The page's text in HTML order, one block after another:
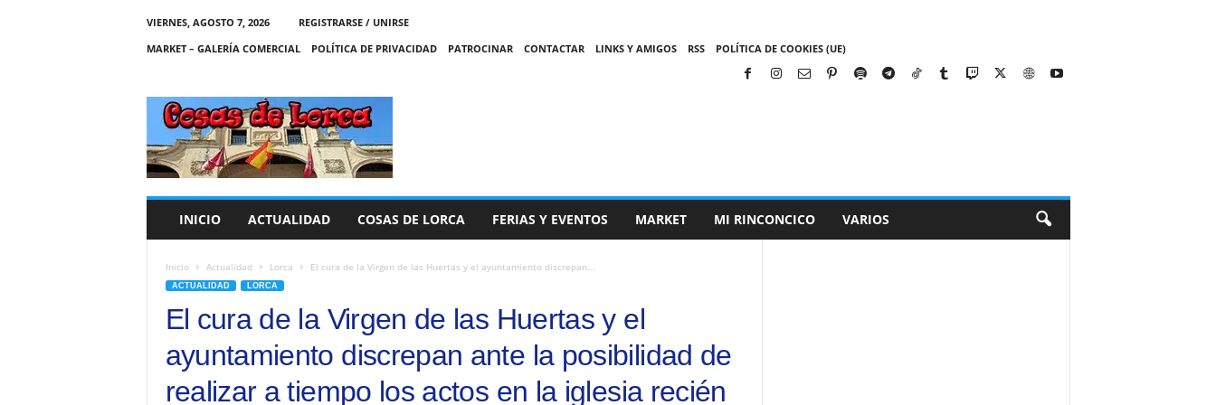
VIERNES, AGOSTO 7, 2026
REGISTRARSE / UNIRSE
MARKET – GALERÍA COMERCIAL
POLÍTICA DE PRIVACIDAD PATROCINAR CONTACTAR LINKS Y AMIGOS RSS POLÍTICA DE COOKIES (UE)
C
A
S
INICIO ACTUALIDAD COSAS DE LORCA FERIAS Y EVENTOS MARKET MI RINCONCICO VARIOS
Inicio Actualidad Lorca El cura de la Virgen de las Huertas y el ayuntamiento discrepan...
ACTUALIDAD LORCA
El cura de la Virgen de las Huertas y el
ayuntamiento discrepan ante la posibilidad de
realizar a tiempo los actos en la iglesia recién